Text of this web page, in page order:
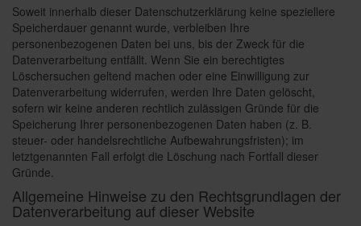
Soweit innerhalb dieser Datenschutzerklärung keine speziellere
Speicherdauer genannt wurde, verbleiben Ihre
personenbezogenen Daten bei uns, bis der Zweck für die
Datenverarbeitung entfällt. Wenn Sie ein berechtigtes
Löschersuchen geltend machen oder eine Einwilligung zur
Datenverarbeitung widerrufen, werden Ihre Daten gelöscht,
sofern wir keine anderen rechtlich zulässigen Gründe für die
Speicherung Ihrer personenbezogenen Daten haben (z. B.
steuer- oder handelsrechtliche Aufbewahrungsfristen); im
letztgenannten Fall erfolgt die Löschung nach Fortfall dieser
Gründe.
Allgemeine Hinweise zu den Rechtsgrundlagen der
Datenverarbeitung auf dieser Website